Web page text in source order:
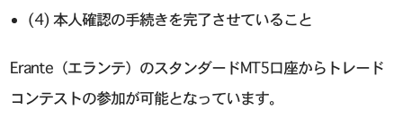
(4) 本人確認の手続きを完了させていること
Erante（エランテ）のスタンダードMT5口座からトレード
コンテストの参加が可能となっています。